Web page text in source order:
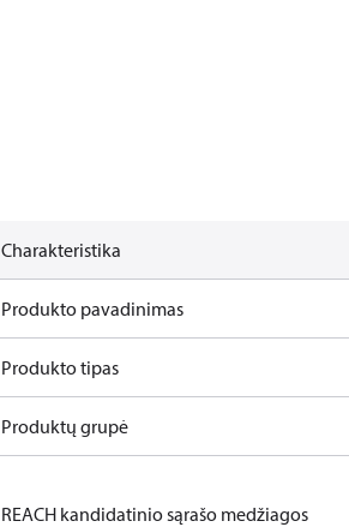
Charakteristika
Produkto pavadinimas
Produkto tipas
Produktų grupė
REACH kandidatinio sąrašo medžiagos